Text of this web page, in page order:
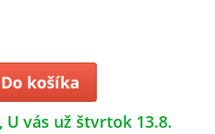
Do košíka
U vás už štvrtok 13.8.